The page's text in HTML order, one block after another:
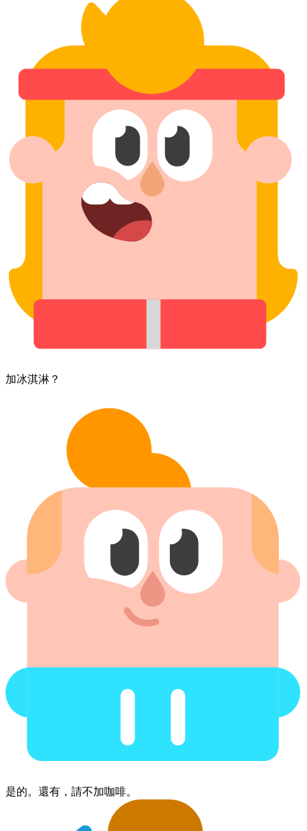
加​冰淇淋？
是的。​還有，​請​不加​咖啡。